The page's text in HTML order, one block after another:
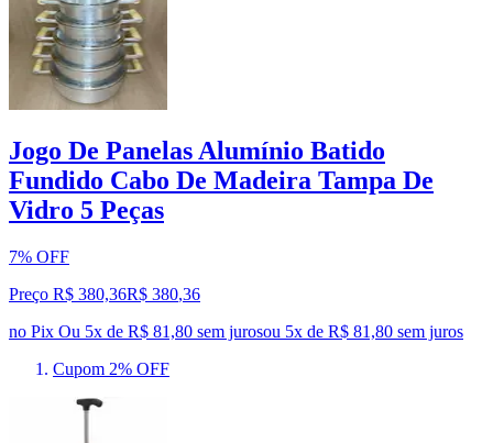
Jogo De Panelas Alumínio Batido
Fundido Cabo De Madeira Tampa De
Vidro 5 Peças
7% OFF
Preço R$ 380,36R$ 380,36
no Pix Ou 5x de R$ 81,80 sem jurosou 5x de R$ 81,80 sem juros
Cupom 2% OFF